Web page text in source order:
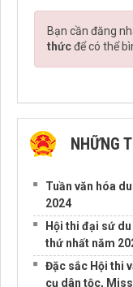
Bạn cần đăng
thứcđể có thể
NHỮNG
Tuần văn hóa
2024
Hội thi đại sứ
thứ nhất năm
Đặc sắc Hội thi
cụ dân tộc,